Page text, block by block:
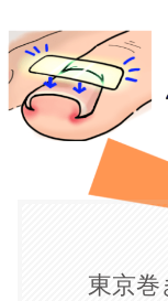
東京巻